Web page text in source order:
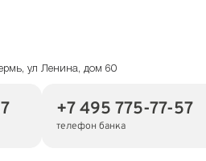
ул Ленина, дом 60
+7 495 775-77-57
телефон банка